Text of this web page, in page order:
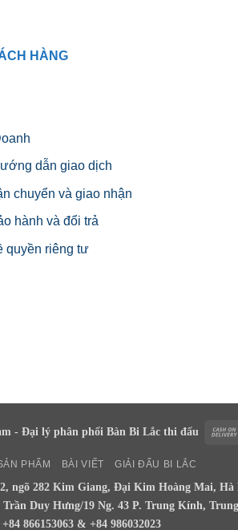
HÀNG
dẫn giao dịch
chuyển và giao nhận
hành và đổi trả
quyền riêng tư
- Đại lý phân phối Bàn Bi Lắc thi đấu
PHẨM BÀI VIẾT GIẢI ĐẤU BI LẮC
ngõ 282 Kim Giang, Đại Kim Hoàng Mai, Hà
Duy Hưng/19 Ng. 43 P. Trung Kính,
866153063 & +84 986032023